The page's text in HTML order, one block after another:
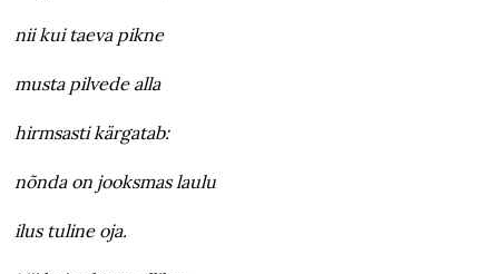
nii kui taeva pikne
musta pilvede alla
hirmsasti kärgatab:
nõnda on jooksmas laulu
ilus tuline oja.